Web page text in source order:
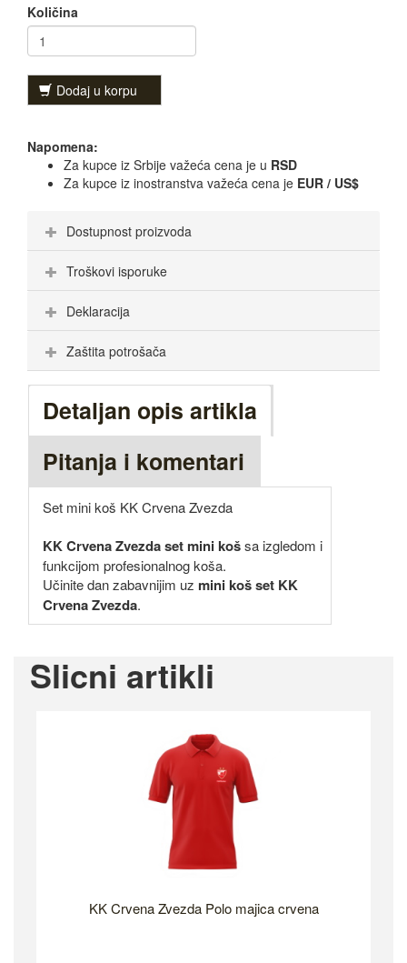
Količina
Dodaj u korpu
Napomena:
Za kupce iz Srbije važeća cena je u RSD
Za kupce iz inostranstva važeća cena je EUR / US$
Dostupnost proizvoda
Troškovi isporuke
Deklaracija
Zaštita potrošača
Detaljan opis artikla
Pitanja i komentari
Set mini koš KK Crvena Zvezda
KK Crvena Zvezda set mini košsa izgledom i
funkcijom profesionalnog koša.
Učinite dan zabavnijim uz mini koš set KK
Crvena Zvezda.
Slicni artikli
KK Crvena Zvezda Polo majica crvena